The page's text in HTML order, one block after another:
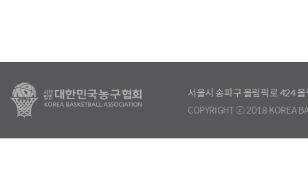
서울시 송파구 올림픽로 424
COPYRIGHT ⓒ 2018 KOREA